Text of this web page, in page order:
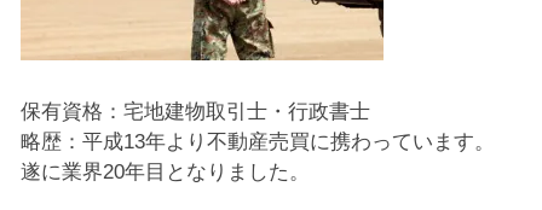
保有資格：宅地建物取引士・行政書士
略歴：平成13年より不動産売買に携わっています。
遂に業界20年目となりました。